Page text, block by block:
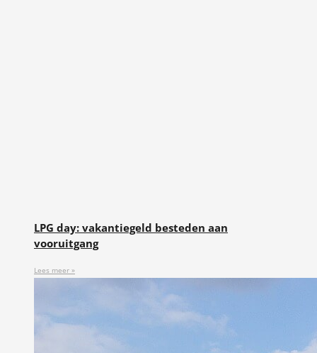
LPG day: vakantiegeld besteden aan
vooruitgang
Lees meer »